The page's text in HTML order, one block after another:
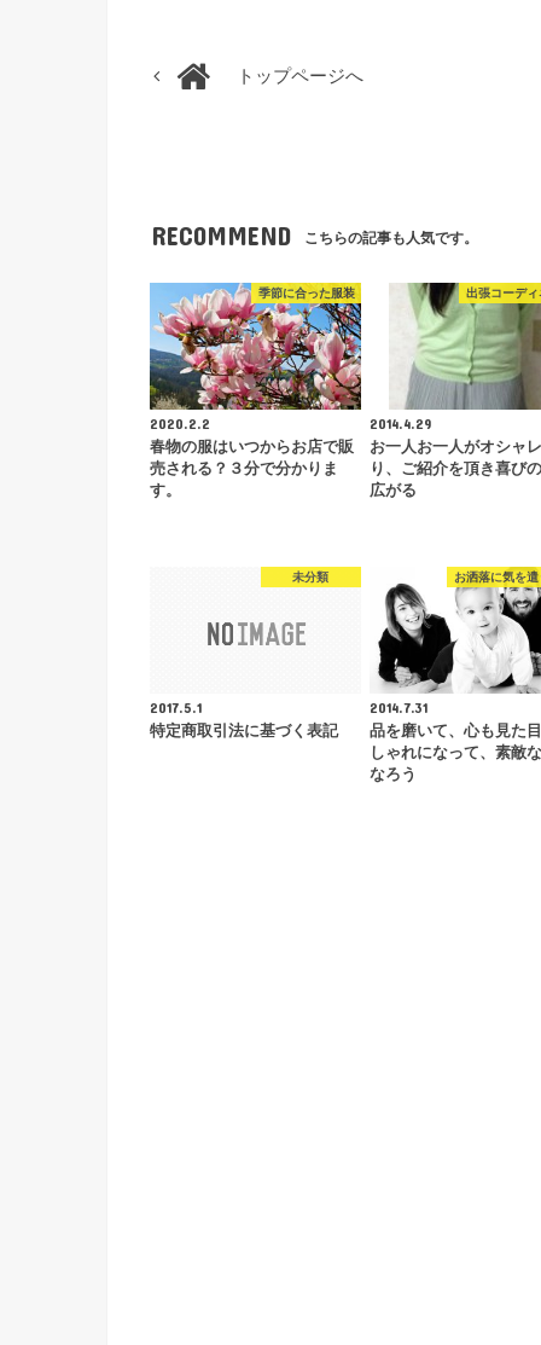
トップページへ
RECOMMEND こちらの記事も人気です。
季節に合った服装
2020.2.2
春物の服はいつからお店で販
売される？３分で分かりま
す。
出張コーディ
2014.4.29
お一人お一人がオシャ
り、ご紹介を頂き喜び
広がる
未分類
2017.5.1
特定商取引法に基づく表記
お洒落に気を遣
2014.7.31
品を磨いて、心も見た
しゃれになって、素敵
なろう